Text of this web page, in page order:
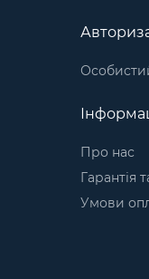
Про нас
Гарантія
Умови